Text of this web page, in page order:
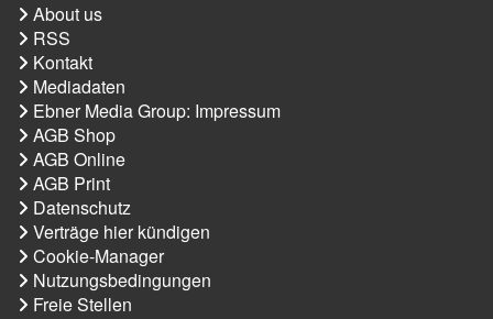
About us
RSS
Kontakt
Mediadaten
Ebner Media Group: Impressum
AGB Shop
AGB Online
AGB Print
Datenschutz
Verträge hier kündigen
Cookie-Manager
Nutzungsbedingungen
Freie Stellen